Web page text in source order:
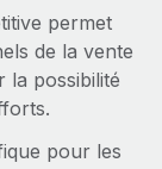
permet
de la vente
la possibilité
pour les